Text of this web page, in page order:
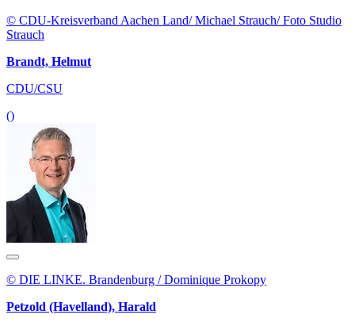
© CDU-Kreisverband Aachen Land/ Michael Strauch/ Foto Studio
Strauch
Brandt, Helmut
CDU/CSU
()
© DIE LINKE. Brandenburg / Dominique Prokopy
Petzold (Havelland), Harald